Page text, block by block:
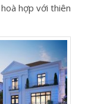
hợp với thiên